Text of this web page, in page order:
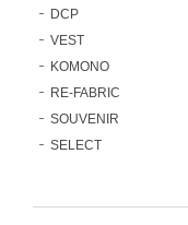
DCP
VEST
KOMONO
RE-FABRIC
SOUVENIR
SELECT